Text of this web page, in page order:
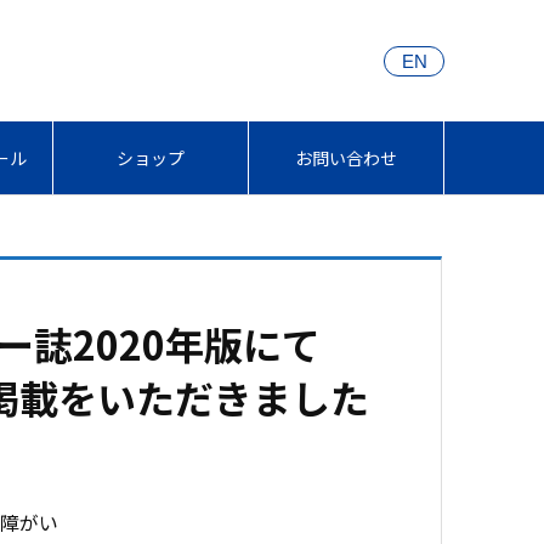
EN
ル ショップ お問い合わせ
誌2020年版にて
をいただきました
がい